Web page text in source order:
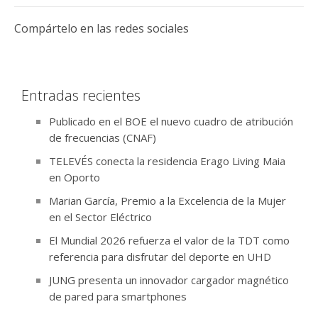
Compártelo en las redes sociales
Entradas recientes
Publicado en el BOE el nuevo cuadro de atribución
de frecuencias (CNAF)
TELEVÉS conecta la residencia Erago Living Maia
en Oporto
Marian García, Premio a la Excelencia de la Mujer
en el Sector Eléctrico
El Mundial 2026 refuerza el valor de la TDT como
referencia para disfrutar del deporte en UHD
JUNG presenta un innovador cargador magnético
de pared para smartphones